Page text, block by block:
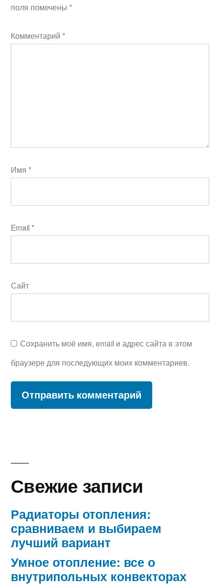
поля помечены *
Комментарий *
Имя *
Email *
Сайт
Сохранить моё имя, email и адрес сайта в этом
браузере для последующих моих комментариев.
Свежие записи
Радиаторы отопления:
сравниваем и выбираем
лучший вариант
Умное отопление: все о
внутрипольных конвекторах